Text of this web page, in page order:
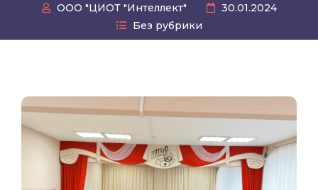
ООО "ЦИОТ "Интеллект"
30.01.2024
Без рубрики